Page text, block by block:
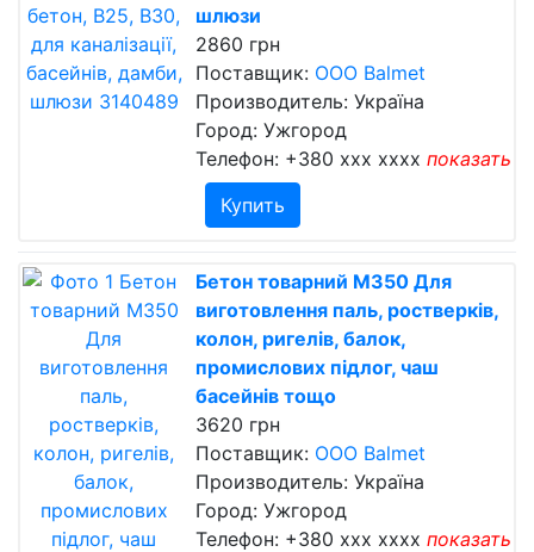
шлюзи
2860 грн
Поставщик: OOO Balmet
Производитель: Україна
Город: Ужгород
Телефон: +380 xxx xxxx показать
Купить
Бетон товарний М350 Для
виготовлення паль, ростверків,
колон, ригелів, балок,
промислових підлог, чаш
басейнів тощо
3620 грн
Поставщик: OOO Balmet
Производитель: Україна
Город: Ужгород
Телефон: +380 xxx xxxx показать